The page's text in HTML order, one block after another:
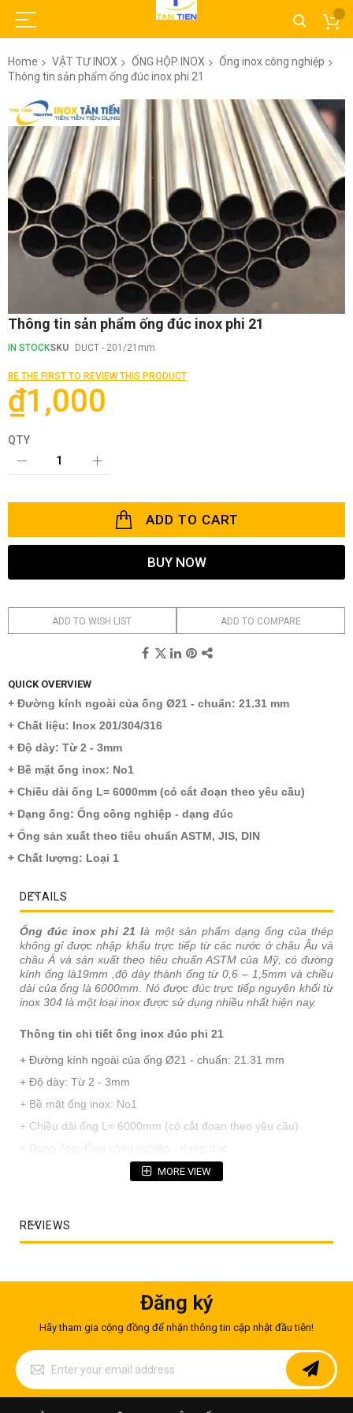
Home VẬT TƯ INOX ỐNG HỘP INOX
Ống inox công nghiệp
Thông tin sản phẩm ống đúc inox phi 21
Skip
to
the
end
of
the
images
gallery
Skip
the
of
the
images
gallery
Thông tin sản phẩm ống đúc inox phi 21
IN STOCKSKU DUCT - 201/21mm
BE THE FIRST TO REVIEW THIS PRODUCT
₫1,000
QTY
ADD TO CART
BUY NOW
ADD TO WISH LIST ADD TO COMPARE
QUICK OVERVIEW
+ Đường kính ngoài của ống Ø21 - chuẩn: 21.31 mm
+ Chất liệu: Inox 201/304/316
+ Độ dày: Từ 2 - 3mm
+ Bề mặt ống inox: No1
+ Chiều dài ống L= 6000mm (có cắt đoạn theo yêu cầu)
+ Dạng ống: Ống công nghiệp - dạng đúc
+ Ống sản xuất theo tiêu chuẩn ASTM, JIS, DIN
+ Chất lượng: Loại 1
DETAILS
Ống đúc inox phi 21 là một sản phẩm dạng ống của thép
không gỉ được nhập khẩu trực tiếp từ các nước ở châu Âu và
châu Á và sản xuất theo tiêu chuẩn ASTM của Mỹ, có đường
kính ống là19mm ,độ dày thành ống từ 0,6 – 1,5mm và chiều
dài của ống là 6000mm. Nó được đúc trực tiếp nguyên khối từ
inox 304 là một loại inox được sử dụng nhiều nhất hiện nay.
Thông tin chi tiết ống inox đúc phi 21
+ Đường kính ngoài của ống Ø21 - chuẩn: 21.31 mm
+ Độ dày: Từ 2 - 3mm
+ Bề mặt ống inox: No1
+ Chiều dài ống L= 6000mm (có cắt đoạn theo yêu cầu)
+ Dạng ống: Ống công nghiệp - dạng đúc
+ Ống sản xuất theo tiêu chuẩn ASTM, JIS, DIN
MORE VIEW
REVIEWS
Đăng ký
Hãy tham gia cộng đồng để nhận thông tin cập nhật đầu tiên!
Sign
Up
for
Our
Newsletter: